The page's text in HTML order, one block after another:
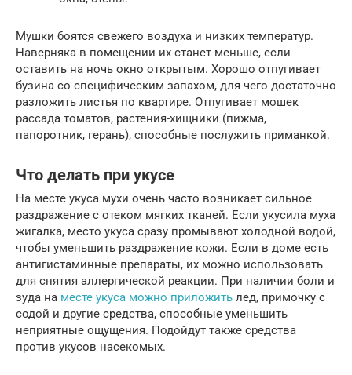
Мушки боятся свежего воздуха и низких температур.
Наверняка в помещении их станет меньше, если
оставить на ночь окно открытым. Хорошо отпугивает
бузина со специфическим запахом, для чего достаточно
разложить листья по квартире. Отпугивает мошек
рассада томатов, растения-хищники (пижма,
папоротник, герань), способные послужить приманкой.
Что делать при укусе
На месте укуса мухи очень часто возникает сильное
раздражение с отеком мягких тканей. Если укусила муха
жигалка, место укуса сразу промывают холодной водой,
чтобы уменьшить раздражение кожи. Если в доме есть
антигистаминные препараты, их можно использовать
для снятия аллергической реакции. При наличии боли и
зуда на месте укуса можно приложить лед, примочку с
содой и другие средства, способные уменьшить
неприятные ощущения. Подойдут также средства
против укусов насекомых.